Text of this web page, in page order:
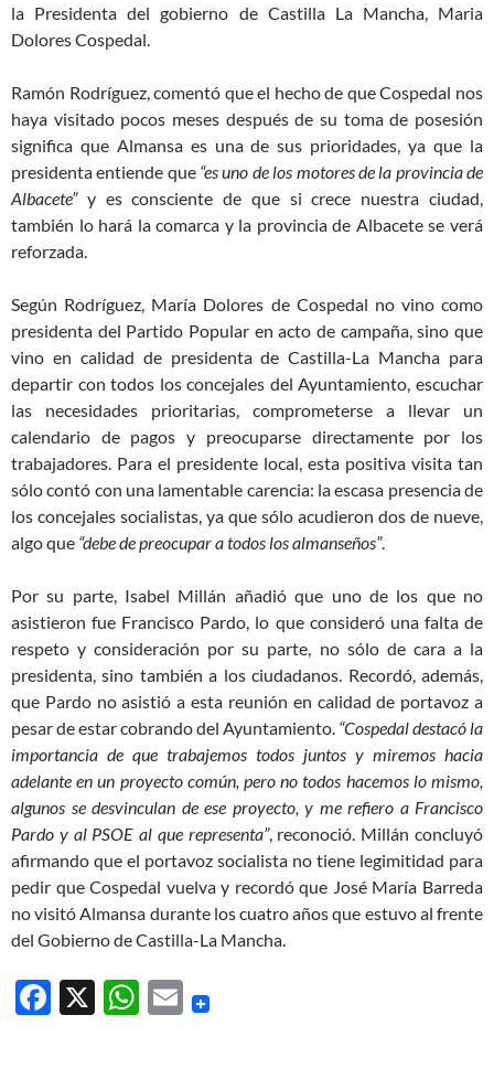
la Presidenta del gobierno de Castilla La Mancha, Maria
Dolores Cospedal.
Ramón Rodríguez, comentó que el hecho de que Cospedal nos
haya visitado pocos meses después de su toma de posesión
significa que Almansa es una de sus prioridades, ya que la
presidenta entiende que “es uno de los motores de la provincia de
Albacete”y es consciente de que si crece nuestra ciudad,
también lo hará la comarca y la provincia de Albacete se verá
reforzada.
Según Rodríguez, María Dolores de Cospedal no vino como
presidenta del Partido Popular en acto de campaña, sino que
vino en calidad de presidenta de Castilla-La Mancha para
departir con todos los concejales del Ayuntamiento, escuchar
las necesidades prioritarias, comprometerse a llevar un
calendario de pagos y preocuparse directamente por los
trabajadores. Para el presidente local, esta positiva visita tan
sólo contó con una lamentable carencia: la escasa presencia de
los concejales socialistas, ya que sólo acudieron dos de nueve,
algo que “debe de preocupar a todos los almanseños”.
Por su parte, Isabel Millán añadió que uno de los que no
asistieron fue Francisco Pardo, lo que consideró una falta de
respeto y consideración por su parte, no sólo de cara a la
presidenta, sino también a los ciudadanos. Recordó, además,
que Pardo no asistió a esta reunión en calidad de portavoz a
pesar de estar cobrando del Ayuntamiento. “Cospedal destacó la
importancia de que trabajemos todos juntos y miremos hacia
adelante en un proyecto común, pero no todos hacemos lo mismo,
algunos se desvinculan de ese proyecto, y me refiero a Francisco
Pardo y al PSOE al que representa”, reconoció. Millán concluyó
afirmando que el portavoz socialista no tiene legimitidad para
pedir que Cospedal vuelva y recordó que José María Barreda
no visitó Almansa durante los cuatro años que estuvo al frente
del Gobierno de Castilla-La Mancha.
F
X
W E